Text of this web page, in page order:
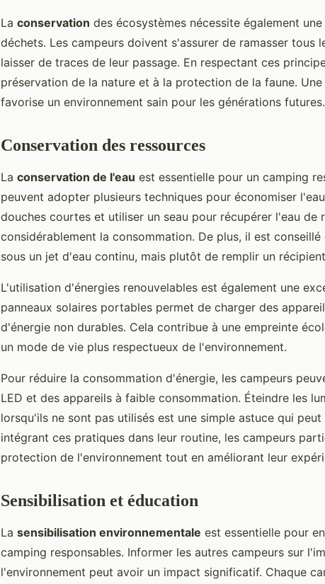
La conservation des écosystèmes nécessite également
déchets. Les campeurs doivent s'assurer de ramasser tous
laisser de traces de leur passage. En respectant ces
préservation de la nature et à la protection de la faune.
favorise un environnement sain pour les générations futures.
Conservation des ressources
La conservation de l'eau est essentielle pour un camping
peuvent adopter plusieurs techniques pour économiser
douches courtes et utiliser un seau pour récupérer l'eau de
considérablement la consommation. De plus, il est
sous un jet d'eau continu, mais plutôt de remplir un
L'utilisation d'énergies renouvelables est également une
panneaux solaires portables permet de charger des
d'énergie non durables. Cela contribue à une empreinte
un mode de vie plus respectueux de l'environnement.
Pour réduire la consommation d'énergie, les campeurs
LED et des appareils à faible consommation. Éteindre les
lorsqu'ils ne sont pas utilisés est une simple astuce qui
intégrant ces pratiques dans leur routine, les campeurs
protection de l'environnement tout en améliorant leur
Sensibilisation et éducation
La sensibilisation environnementale est essentielle pour
camping responsables. Informer les autres campeurs sur
l'environnement peut avoir un impact significatif. Chaque